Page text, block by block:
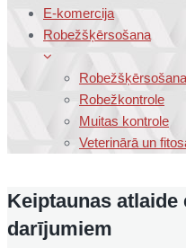
E-komercija
Robežšķērsošana
Robežkontrole
Muitas kontrole
Veterinārā un
Keiptaunas
darījumiem